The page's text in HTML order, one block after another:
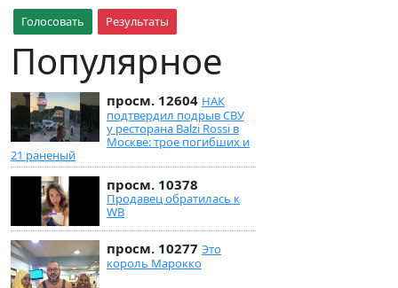
Голосовать Результаты
Популярное
просм. 12604 НАК
подтвердил подрыв СВУ
у ресторана Balzi Rossi в
Москве: трое погибших и
21 раненый
просм. 10378
Продавец обратилась к
WB
просм. 10277 Это
король Марокко